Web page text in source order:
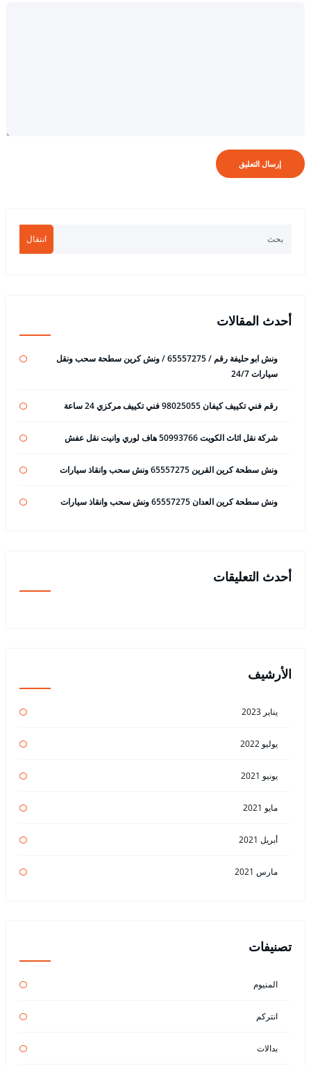
انتقال
أحدث المقالات
ونش ابو حليفة رقم / 65557275 / ونش كرين سطحة سحب ونقل
سيارات 24/7
رقم فني تكييف كيفان 98025055 فني تكييف مركزي 24 ساعة
شركة نقل اثاث الكويت 50993766 هاف لوري وانيت نقل عفش
ونش سطحة كرين القرين 65557275 ونش سحب وانقاذ سيارات
ونش سطحة كرين العدان 65557275 ونش سحب وانقاذ سيارات
أحدث التعليقات
الأرشيف
يناير 2023
يوليو 2022
يونيو 2021
مايو 2021
أبريل 2021
مارس 2021
تصنيفات
المنيوم
انتركم
بدالات